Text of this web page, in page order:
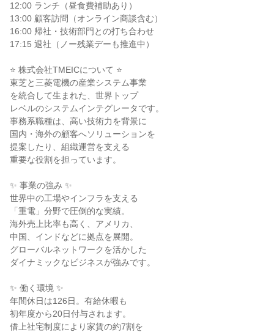
12:00 ランチ（昼食費補助あり）
13:00 顧客訪問（オンライン商談含む）
16:00 帰社・技術部門との打ち合わせ
17:15 退社（ノー残業デーも推進中）
⭐ 株式会社TMEICについて ⭐
東芝と三菱電機の産業システム事業
を統合して生まれた、世界トップ
レベルのシステムインテグレータです。
事務系職種は、高い技術力を背景に
国内・海外の顧客へソリューションを
提案したり、組織運営を支える
重要な役割を担っています。
✨ 事業の強み ✨
世界中の工場やインフラを支える
「重電」分野で圧倒的な実績。
海外売上比率も高く、アメリカ、
中国、インドなどに拠点を展開。
グローバルネットワークを活かした
ダイナミックなビジネスが強みです。
✨ 働く環境 ✨
年間休日は126日。有給休暇も
初年度から20日付与されます。
借上社宅制度により家賃の約7割を